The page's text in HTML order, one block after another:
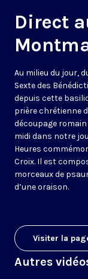
Direct
Au milieu du jour,
Sexte des
depuis cette
prière chrétienne
découpage
midi dans notre
Heures
Croix. Il est
morceaux de
d’une oraison.
Visiter la
Autres